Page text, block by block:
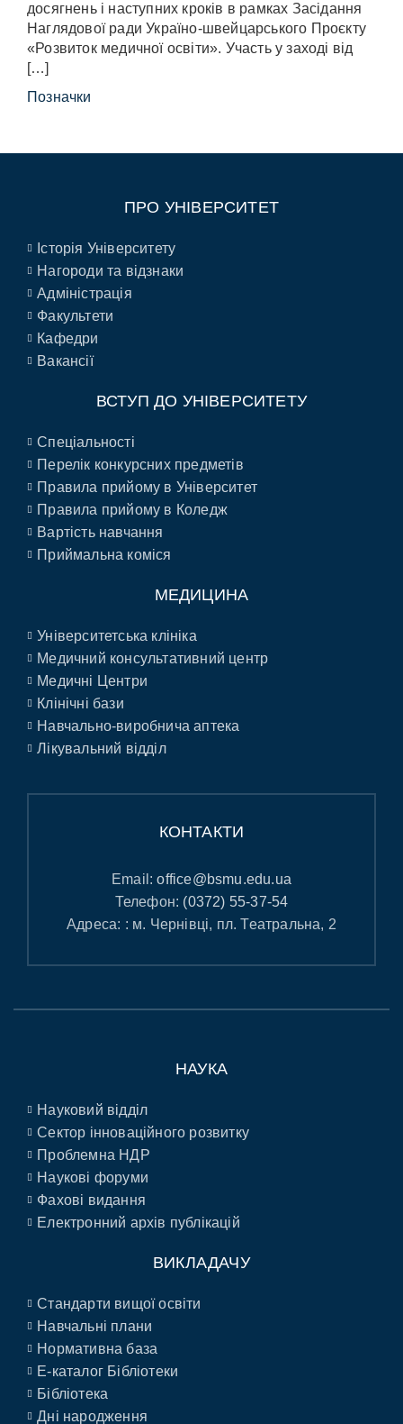
досягнень і наступних кроків в рамках Засідання
Наглядової ради Україно-швейцарського Проєкту
«Розвиток медичної освіти». Участь у заході від
[…]
Позначки
ПРО УНІВЕРСИТЕТ
Історія Університету
Нагороди та відзнаки
Адміністрація
Факультети
Кафедри
Вакансії
ВСТУП ДО УНІВЕРСИТЕТУ
Спеціальності
Перелік конкурсних предметів
Правила прийому в Університет
Правила прийому в Коледж
Вартість навчання
Приймальна коміся
МЕДИЦИНА
Університетська клініка
Медичний консультативний центр
Медичні Центри
Клінічні бази
Навчально-виробнича аптека
Лікувальний відділ
КОНТАКТИ
Email:office@bsmu.edu.ua
Телефон: (0372) 55-37-54
Адреса: : м. Чернівці, пл. Театральна, 2
НАУКА
Науковий відділ
Сектор інноваційного розвитку
Проблемна НДР
Наукові форуми
Фахові видання
Електронний архів публікацій
ВИКЛАДАЧУ
Стандарти вищої освіти
Навчальні плани
Нормативна база
E-каталог Бібліотеки
Бібліотека
Дні народження